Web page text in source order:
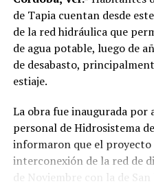
Emprender el Vuelo.
El diálogo permitió poner
de fortalecer la
espacios públicos y
las brechas de desigualdad.
de Tapia cuentan desde
de la red hidráulica que
de agua potable, luego de
de desabasto,
estiaje.
La obra fue inaugurada por
personal de Hidrosistema
informaron que el proyecto
interconexión de la red de
de Noviembre con la de